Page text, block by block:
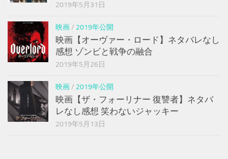
2019年5月31日
映画/ 2019年公開
映画【オーヴァー・ロード】ネタバレなし
感想 ゾンビと戦争の融合
2019年5月26日
映画/ 2019年公開
映画【ザ・フォーリナー 復讐者】ネタバ
レなし感想 笑わないジャッキー
2019年5月13日